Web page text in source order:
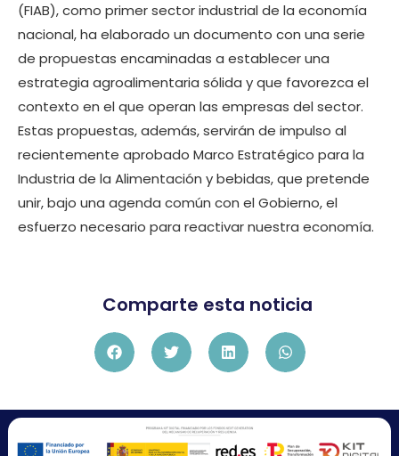
(FIAB), como primer sector industrial de la economía
nacional, ha elaborado un documento con una serie
de propuestas encaminadas a establecer una
estrategia agroalimentaria sólida y que favorezca el
contexto en el que operan las empresas del sector.
Estas propuestas, además, servirán de impulso al
recientemente aprobado Marco Estratégico para la
Industria de la Alimentación y bebidas, que pretende
unir, bajo una agenda común con el Gobierno, el
esfuerzo necesario para reactivar nuestra economía.
Comparte esta noticia